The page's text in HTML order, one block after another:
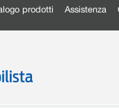
prodotti Assistenza